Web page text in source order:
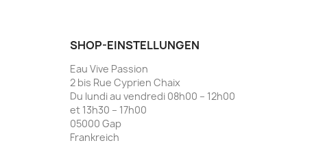
SHOP-EINSTELLUNGEN
Eau Vive Passion
2 bis Rue Cyprien Chaix
Du lundi au vendredi 08h00 – 12h00
et 13h30 – 17h00
05000 Gap
Frankreich